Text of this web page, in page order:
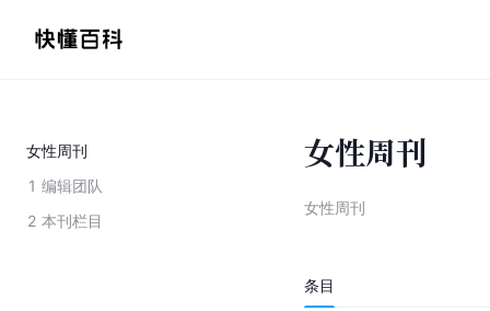
女性周刊
1 编辑团队
2 本刊栏目
女性周刊
女性周刊
条目